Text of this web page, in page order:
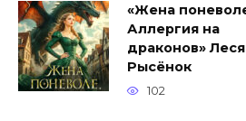
«Жена
Аллергия на
драконов» Леся
Рысёнок
102